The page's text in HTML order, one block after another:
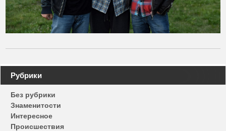
Навигация
по
записям
Рубрики
Без рубрики
Знаменитости
Интересное
Происшествия